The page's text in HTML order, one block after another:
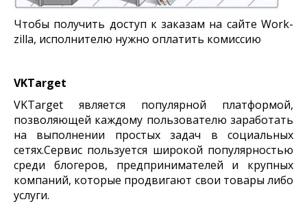
Чтобы получить доступ к заказам на сайте Work-
zilla, исполнителю нужно оплатить комиссию
VKTarget
VKTarget является популярной платформой,
позволяющей каждому пользователю заработать
на выполнении простых задач в социальных
сетях.Сервис пользуется широкой популярностью
среди блогеров, предпринимателей и крупных
компаний, которые продвигают свои товары либо
услуги.